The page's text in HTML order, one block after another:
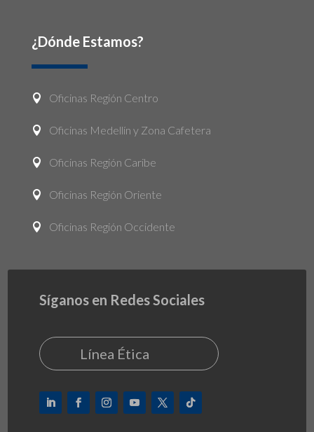
¿Dónde Estamos?
 Oficinas Región Centro
 Oficinas Medellín y Zona Cafetera
 Oficinas Región Caribe
 Oficinas Región Oriente
 Oficinas Región Occidente
Síganos en Redes Sociales
Línea Ética